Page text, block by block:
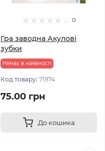
0
Гра заводна Акулові
зубки
Немає в наявності
Код товару: 71974
75.00 грн
До кошика